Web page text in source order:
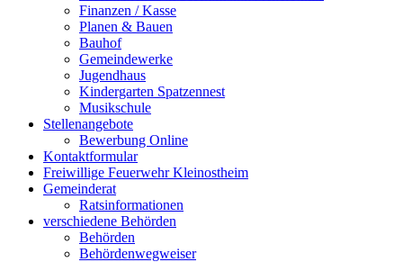
Finanzen / Kasse
Planen & Bauen
Bauhof
Gemeindewerke
Jugendhaus
Kindergarten Spatzennest
Musikschule
Stellenangebote
Bewerbung Online
Kontaktformular
Freiwillige Feuerwehr Kleinostheim
Gemeinderat
Ratsinformationen
verschiedene Behörden
Behörden
Behördenwegweiser